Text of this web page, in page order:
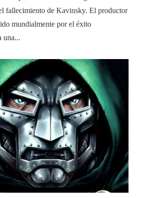
fallecimiento de Kavinsky. El productor
mundialmente por el éxito
una...